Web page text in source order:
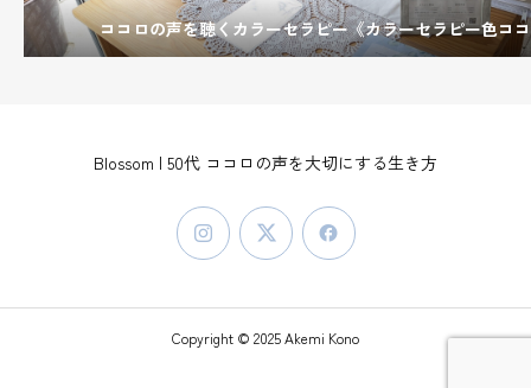
ココロの声を聴くカラーセラピー《カラーセラピー色コ
Blossom | 50代 ココロの声を大切にする生き方
Copyright © 2025 Akemi Kono